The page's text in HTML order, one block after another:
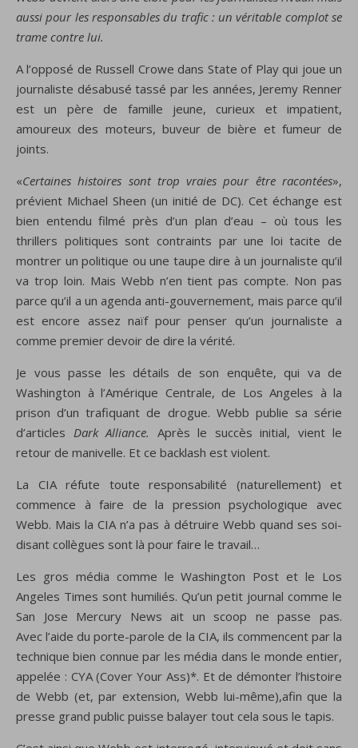
aussi pour les responsables du trafic : un véritable complot se
trame contre lui.
A l’opposé de Russell Crowe dans State of Play qui joue un
journaliste désabusé tassé par les années, Jeremy Renner
est un père de famille jeune, curieux et impatient,
amoureux des moteurs, buveur de bière et fumeur de
joints.
«Certaines histoires sont trop vraies pour êtreracontées»,
prévient Michael Sheen (un initié de DC). Cet échange est
bien entendu filmé près d’un plan d’eau – où tous les
thrillers politiques sont contraints par une loi tacite de
montrer un politique ou une taupe dire à un journaliste qu’il
va trop loin. Mais Webb n’en tient pas compte. Non pas
parce qu’il a un agenda anti-gouvernement, mais parce qu’il
est encore assez naïf pour penser qu’un journaliste a
comme premier devoir de dire la vérité.
Je vous passe les détails de son enquête, qui va de
Washington à l’Amérique Centrale, de Los Angeles à la
prison d’un trafiquant de drogue. Webb publie sa série
d’articles Dark Alliance. Après le succès initial, vient le
retour de manivelle. Et ce backlash est violent.
La CIA réfute toute responsabilité (naturellement) et
commence à faire de la pression psychologique avec
Webb. Mais la CIA n’a pas à détruire Webb quand ses soi-
disant collègues sont là pour faire le travail…
Les gros média comme le Washington Post et le Los
Angeles Times sont humiliés. Qu’un petit journal comme le
San
Jose Mercury News ait un scoop ne passe pas.
Avecl’aide du porte-parole de la CIA, ils commencentparla
technique bien connue par les média dans le monde entier,
appelée : CYA (Cover Your Ass)*. Et de démonter l’histoire
de Webb (et, par extension, Webb lui-même),afin que la
presse grand public puisse balayer tout cela sous le tapis.